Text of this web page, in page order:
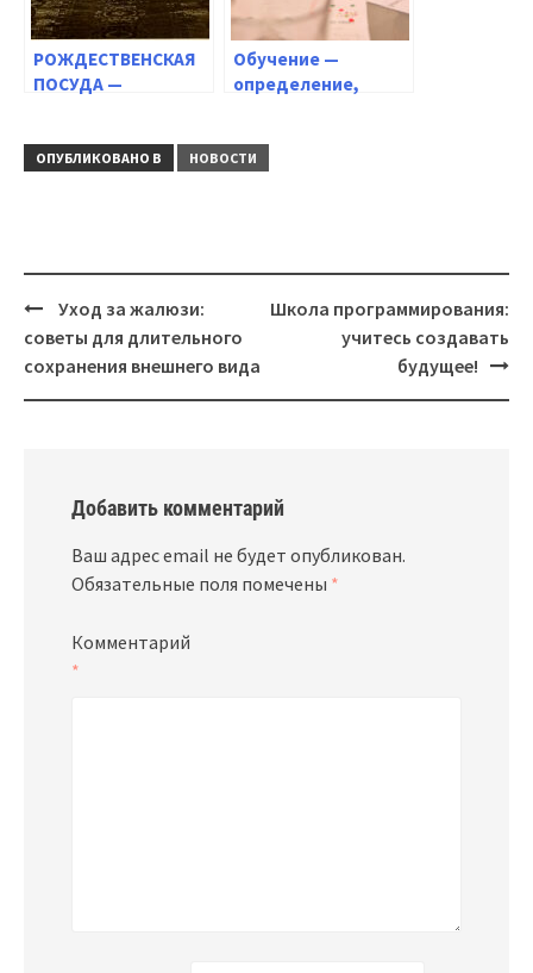
РОЖДЕСТВЕНСКАЯ
ПОСУДА —
СЕРВИРОВКЕ ДЛЯ
Обучение —
определение,
ОПУБЛИКОВАНО В НОВОСТИ
Навигация
Уход за жалюзи:
советы для длительного
сохранения внешнего вида
Школа программирования:
учитесь создавать
будущее!
Добавить комментарий
Ваш адрес email не будет опубликован.
Обязательные поля помечены *
Комментарий
*